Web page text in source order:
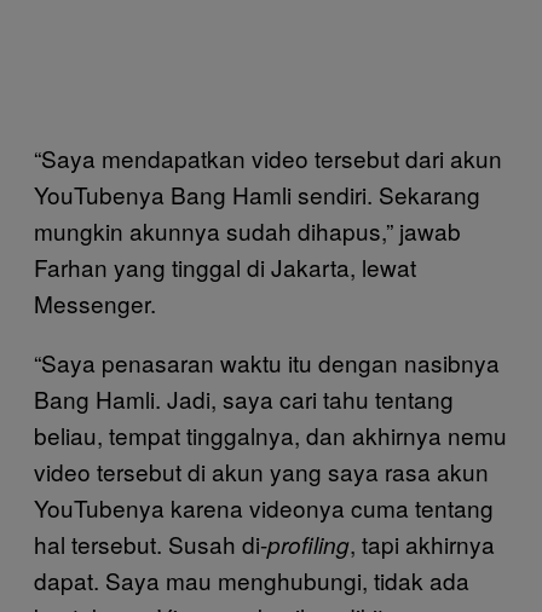
“Saya mendapatkan video tersebut dari akun
YouTubenya Bang Hamli sendiri. Sekarang
mungkin akunnya sudah dihapus,” jawab
Farhan yang tinggal di Jakarta, lewat
Messenger.
“Saya penasaran waktu itu dengan nasibnya
Bang Hamli. Jadi, saya cari tahu tentang
beliau, tempat tinggalnya, dan akhirnya nemu
video tersebut di akun yang saya rasa akun
YouTubenya karena videonya cuma tentang
hal tersebut. Susah di-profiling, tapi akhirnya
dapat. Saya mau menghubungi, tidak ada